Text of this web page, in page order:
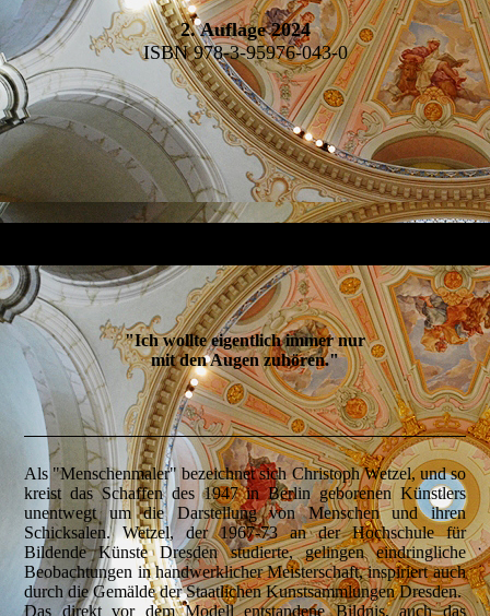
2. Auflage 2024
ISBN 978-3-95976-043-0
"Ich wollte eigentlich immer nur
mit den Augen zuhören."
Als "Menschenmaler" bezeichnet sich Christoph Wetzel, und so
kreist das Schaffen des 1947 in Berlin geborenen Künstlers
unentwegt um die Darstellung von Menschen und ihren
Schicksalen. Wetzel, der 1967-73 an der Hochschule für
Bildende Künste Dresden studierte, gelingen eindringliche
Beobachtungen in handwerklicher Meisterschaft, inspiriert auch
durch die Gemälde der Staatlichen Kunstsammlungen Dresden.
Das direkt vor dem Modell entstandene Bildnis, auch das